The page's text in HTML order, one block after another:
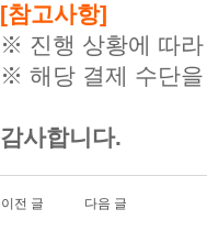
[참고사항]
※ 진행 상황에 따
※ 해당 결제 수단
감사합니다.
이전 글 다음 글